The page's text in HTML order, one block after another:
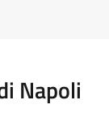
Napoli